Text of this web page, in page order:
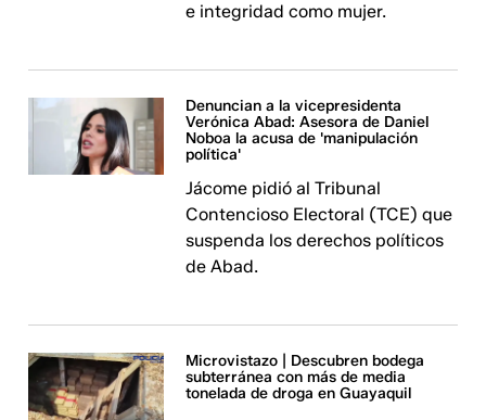
e integridad como mujer.
Denuncian a la vicepresidenta
Verónica Abad: Asesora de Daniel
Noboa la acusa de 'manipulación
política'
Jácome pidió al Tribunal
Contencioso Electoral (TCE) que
suspenda los derechos políticos
de Abad.
Microvistazo | Descubren bodega
subterránea con más de media
tonelada de droga en Guayaquil